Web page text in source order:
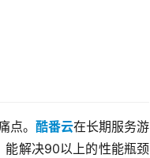
。 酷番云在长期服务游
能解决90以上的性能瓶颈